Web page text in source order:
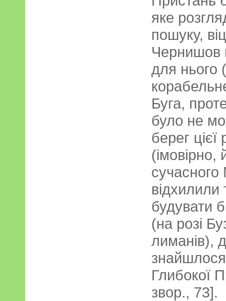
яке
пошуку,
Чернишов
для нього
Буга,
було не
берег
(імовірно,
відхилили
будувати
(на розі
лиманів),
Глибокої
звор., 73].